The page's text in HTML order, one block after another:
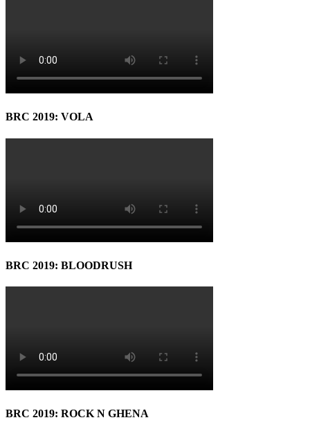
BRC 2019: VOLA
BRC 2019: BLOODRUSH
BRC 2019: ROCK N GHENA